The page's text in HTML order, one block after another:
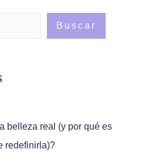
Buscar
belleza real (y por qué es
redefinirla)?